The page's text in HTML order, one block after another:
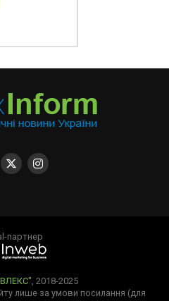
партнер
, 2018-2025
лише за умови посилання (для